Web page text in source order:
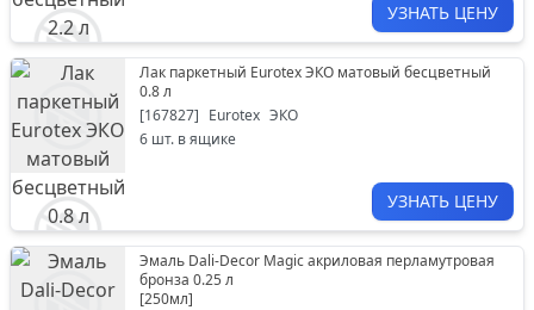
УЗНАТЬ ЦЕНУ
Лак паркетный Eurotex ЭКО матовый бесцветный
0.8 л
[167827] Eurotex ЭКО
6 шт. в ящике
УЗНАТЬ ЦЕНУ
Эмаль Dali-Decor Magic акриловая перламутровая
бронза 0.25 л
[250мл]